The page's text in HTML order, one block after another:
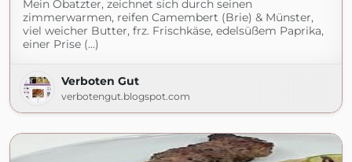
Mein Obatzter, zeichnet sich durch seinen
zimmerwarmen, reifen Camembert (Brie) & Münster,
viel weicher Butter, frz. Frischkäse, edelsüßem Paprika,
einer Prise (...)
Verboten Gut
verbotengut.blogspot.com